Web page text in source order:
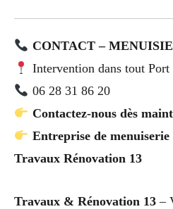
CONTACT –
Intervention dans tout
06 28 31 86 20
Contactez-nous dès
Entreprise de
Travaux Rénovation 13
Travaux & Rénovation 13 –